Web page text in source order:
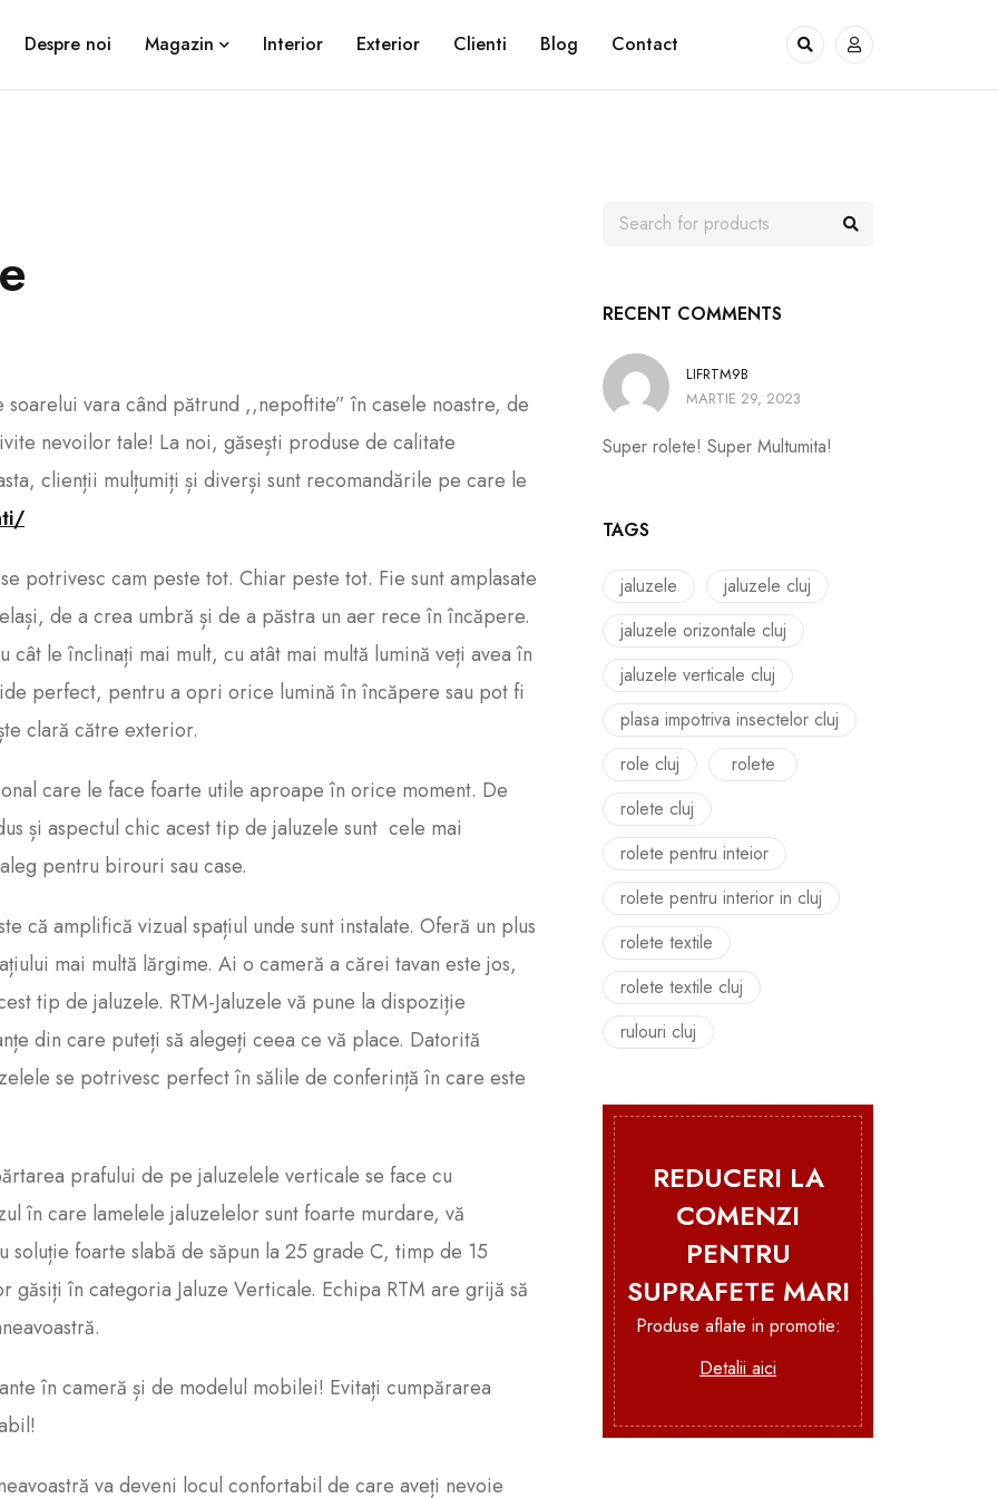
Despre noi Magazin Interior Exterior Clienti Blog Contact
vara când pătrund ,,nepoftite” în casele noastre, de
nevoilor tale! La noi, găsești produse de calitate
clienții mulțumiți și diverși sunt recomandările pe care le
potrivesc cam peste tot. Chiar peste tot. Fie sunt amplasate
de a crea umbră și de a păstra un aer rece în încăpere.
cât le înclinați mai mult, cu atât mai multă lumină veți avea în
perfect, pentru a opri orice lumină în încăpere sau pot fi
clară către exterior.
care le face foarte utile aproape în orice moment. De
și aspectul chic acest tip de jaluzele sunt cele mai
pentru birouri sau case.
că amplifică vizual spațiul unde sunt instalate. Oferă un plus
mai multă lărgime. Ai o cameră a cărei tavan este jos,
tip de jaluzele. RTM-Jaluzele vă pune la dispoziție
din care puteți să alegeți ceea ce vă place. Datorită
se potrivesc perfect în sălile de conferință în care este
prafului de pe jaluzelele verticale se face cu
în care lamelele jaluzelelor sunt foarte murdare, vă
soluție foarte slabă de săpun la 25 grade C, timp de 15
în categoria Jaluze Verticale. Echipa RTM are grijă să
în cameră și de modelul mobilei! Evitați cumpărarea
va deveni locul confortabil de care aveți nevoie
RECENT COMMENTS
LIFRTM9B
MARTIE 29, 2023
Super rolete! Super Multumita!
TAGS
jaluzele
jaluzele cluj
jaluzele orizontale cluj
jaluzele verticale cluj
plasa impotriva insectelor cluj
role cluj
rolete
rolete cluj
rolete pentru inteior
rolete pentru interior in cluj
rolete textile
rolete textile cluj
rulouri cluj
REDUCERI LA
COMENZI
PENTRU
SUPRAFETE MARI
Produse aflate in promotie:
Detalii aici